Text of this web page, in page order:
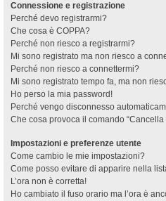
Connessione e registrazione
Perché devo registrarmi?
Che cosa è COPPA?
Perché non riesco a registrarmi?
Mi sono registrato ma non riesco a
Perché non riesco a connettermi?
Mi sono registrato tempo fa, ma non
Ho perso la mia password!
Perché vengo disconnesso
Che cosa provoca il comando “Cancella
Impostazioni e preferenze utente
Come cambio le mie impostazioni?
Come posso evitare di apparire nella
L’ora non è corretta!
Ho cambiato il fuso orario ma l’ora è